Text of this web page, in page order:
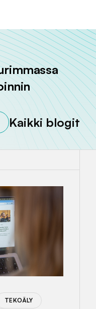
Kaikki blogit
TEKOÄLY